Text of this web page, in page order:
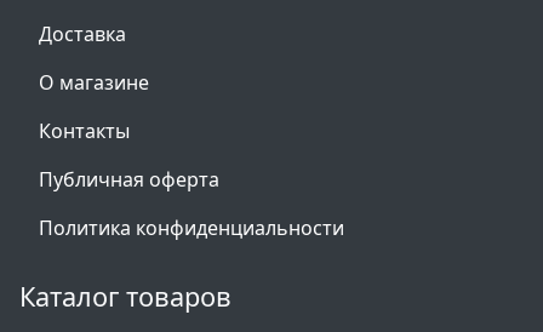
Доставка
О магазине
Контакты
Публичная оферта
Политика конфиденциальности
Каталог товаров